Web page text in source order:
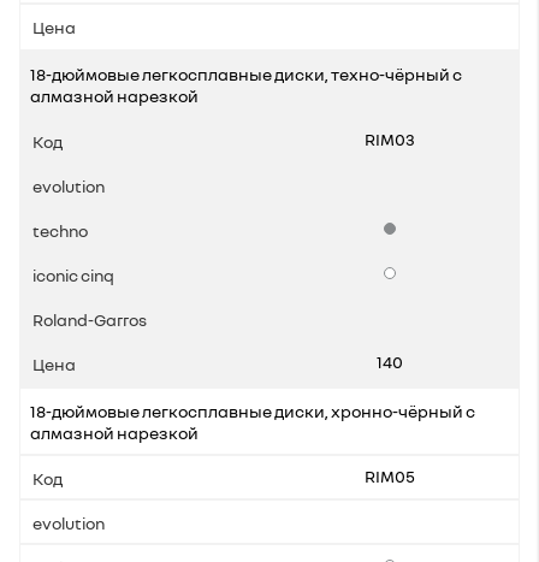
18-дюймовые легкосплавные диски, техно-чёрный с
алмазной нарезкой
RIM03
Стандартная
Опции
140
18-дюймовые легкосплавные диски, хронно-чёрный с
алмазной нарезкой
RIM05